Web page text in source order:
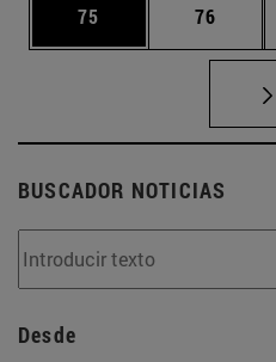
Página
75 Página
76
BUSCADOR NOTICIAS
Desde